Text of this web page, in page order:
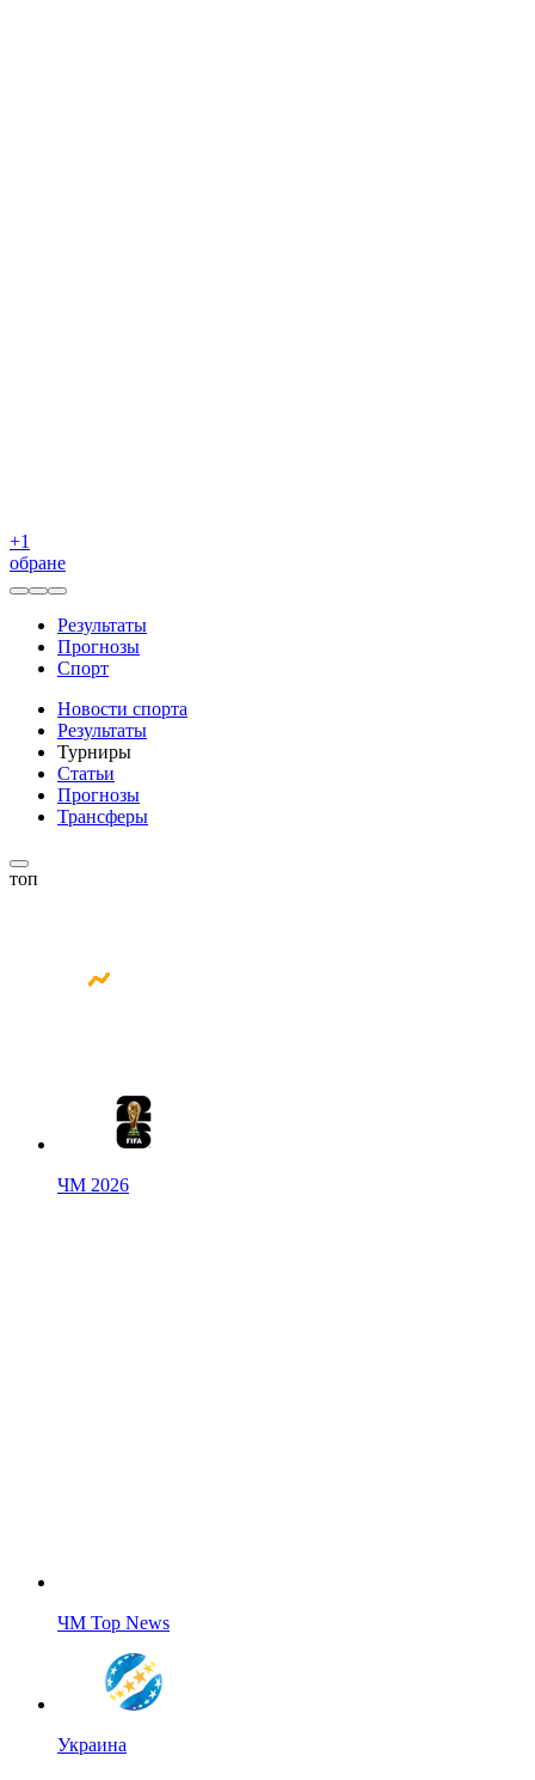
+1
обране
Результаты
Прогнозы
Спорт
Новости спорта
Результаты
Турниры
Статьи
Прогнозы
Трансферы
топ
ЧМ 2026
ЧМ Top News
Украина